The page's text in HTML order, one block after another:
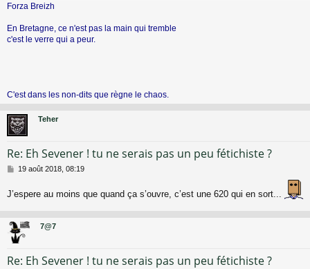
Forza Breizh
En Bretagne, ce n'est pas la main qui tremble
c'est le verre qui a peur.
C'est dans les non-dits que règne le chaos.
Teher
Re: Eh Sevener ! tu ne serais pas un peu fétichiste ?
M
s
e
19 août 2018, 08:19
J’espere au moins que quand ça s’ouvre, c’est une 620 qui en sort...
7@7
Re: Eh Sevener ! tu ne serais pas un peu fétichiste ?